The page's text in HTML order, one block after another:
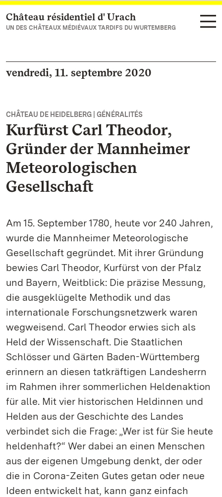
Vers la page d’accueil
Château résidentiel d' Urach
UN DES CHÂTEAUX MÉDIÉVAUX TARDIFS DU WURTEMBERG
vendredi, 11. septembre 2020
CHÂTEAU DE HEIDELBERG | GÉNÉRALITÉS
Kurfürst Carl Theodor,
Gründer der Mannheimer
Meteorologischen
Gesellschaft
Am 15. September 1780, heute vor 240 Jahren,
wurde die Mannheimer Meteorologische
Gesellschaft gegründet. Mit ihrer Gründung
bewies Carl Theodor, Kurfürst von der Pfalz
und Bayern, Weitblick: Die präzise Messung,
die ausgeklügelte Methodik und das
internationale Forschungsnetzwerk waren
wegweisend. Carl Theodor erwies sich als
Held der Wissenschaft. Die Staatlichen
Schlösser und Gärten Baden-Württemberg
erinnern an diesen tatkräftigen Landesherrn
im Rahmen ihrer sommerlichen Heldenaktion
für alle. Mit vier historischen Heldinnen und
Helden aus der Geschichte des Landes
verbindet sich die Frage: „Wer ist für Sie heute
heldenhaft?“ Wer dabei an einen Menschen
aus der eigenen Umgebung denkt, der oder
die in Corona-Zeiten Gutes getan oder neue
Ideen entwickelt hat, kann ganz einfach